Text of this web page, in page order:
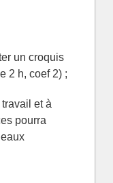
un croquis
2 h, coef 2) ;
et à
pourra